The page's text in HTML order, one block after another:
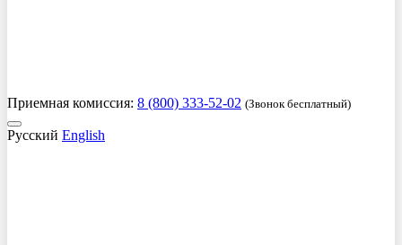
Приемная комиссия: 8 (800) 333-52-02 (Звонок бесплатный)
Русский English